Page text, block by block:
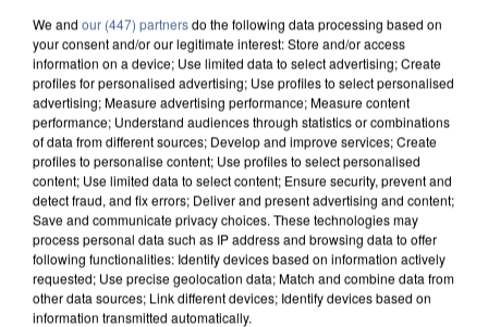
We and our (447) partnersdo the following data processing based on
your consent and/or our legitimate interest: Store and/or access
information on a device; Use limited data to select advertising; Create
profiles for personalised advertising; Use profiles to select personalised
advertising; Measure advertising performance; Measure content
performance; Understand audiences through statistics or combinations
of data from different sources; Develop and improve services; Create
profiles to personalise content; Use profiles to select personalised
content; Use limited data to select content; Ensure security, prevent and
detect fraud, and fix errors; Deliver and present advertising and content;
Save and communicate privacy choices. These technologies may
process personal data such as IP address and browsing data to offer
following functionalities: Identify devices based on information actively
requested; Use precise geolocation data; Match and combine data from
other data sources; Link different devices; Identify devices based on
information transmitted automatically.